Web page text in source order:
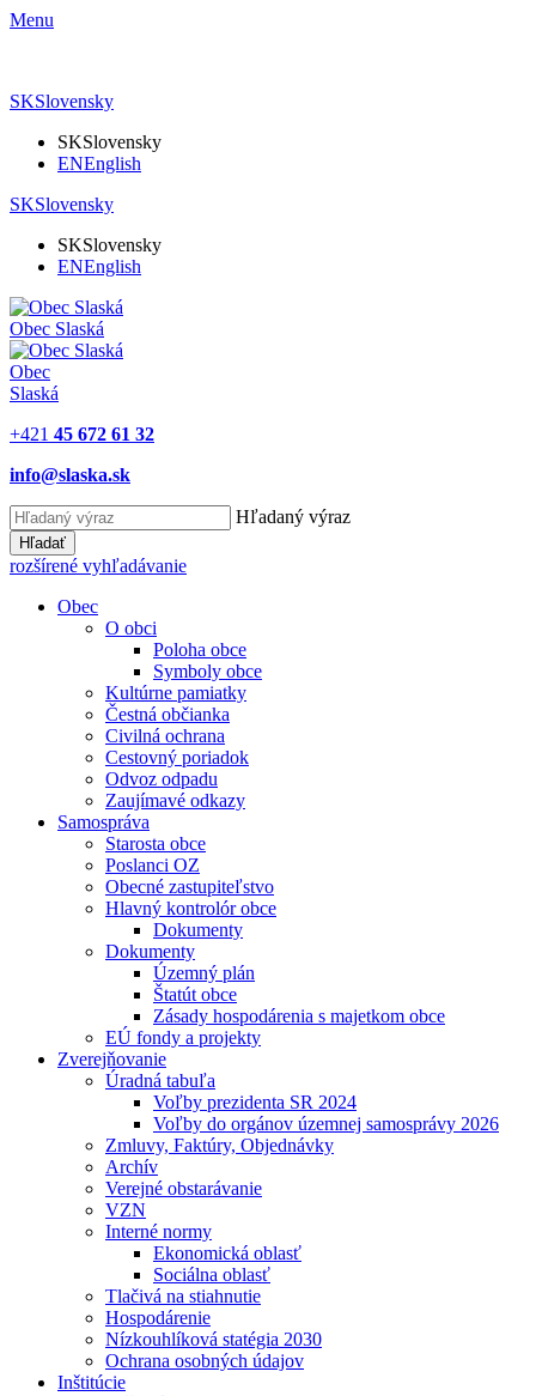
Menu
SKSlovensky
SKSlovensky
ENEnglish
SKSlovensky
SKSlovensky
ENEnglish
Obec Slaská
Obec
Slaská
+421 45 672 61 32
info@slaska.sk
Hľadaný výraz
Hľadať
rozšírené vyhľadávanie
Obec
O obci
Poloha obce
Symboly obce
Kultúrne pamiatky
Čestná občianka
Civilná ochrana
Cestovný poriadok
Odvoz odpadu
Zaujímavé odkazy
Samospráva
Starosta obce
Poslanci OZ
Obecné zastupiteľstvo
Hlavný kontrolór obce
Dokumenty
Dokumenty
Územný plán
Štatút obce
Zásady hospodárenia s majetkom obce
EÚ fondy a projekty
Zverejňovanie
Úradná tabuľa
Voľby prezidenta SR 2024
Voľby do orgánov územnej samosprávy 2026
Zmluvy, Faktúry, Objednávky
Archív
Verejné obstarávanie
VZN
Interné normy
Ekonomická oblasť
Sociálna oblasť
Tlačivá na stiahnutie
Hospodárenie
Nízkouhlíková statégia 2030
Ochrana osobných údajov
Inštitúcie